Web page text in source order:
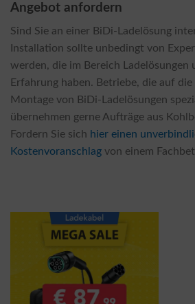
Angebot anfordern
Sind Sie an einer BiDi-Ladelösung
Installation sollte unbedingt von
werden, die im Bereich Ladelösungen
Erfahrung haben. Betriebe, die auf die
Montage von BiDi-Ladelösungen
übernehmen gerne Aufträge aus
Fordern Sie sich hier einen
Kostenvoranschlag von einem